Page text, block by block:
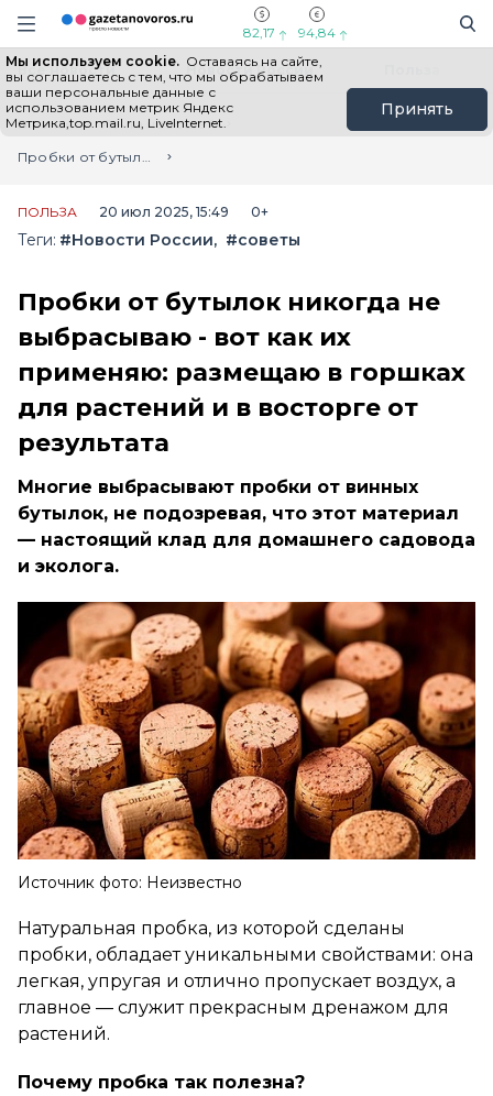
Информационный портал "ГазетаНоворос.ру"
Навигация сайта
82,17 94,84
Мы используем cookie. Оставаясь на сайте,
вы соглашаетесь с тем, что мы обрабатываем
ваши персональные данные с
использованием метрик Яндекс
Метрика,top.mail.ru, LiveInternet.
Принять
Все новости Новости России
Главная
Лента новостей
Пробки от бутылок никогда не выбрасываю - вот как их применяю: размещаю в горшках для растений и в восторге от результата
ПОЛЬЗА 20 июл 2025, 15:49 0+
Теги: #Новости России #советы
Пробки от бутылок никогда не
выбрасываю - вот как их
применяю: размещаю в горшках
для растений и в восторге от
результата
Многие выбрасывают пробки от винных
бутылок, не подозревая, что этот материал
— настоящий клад для домашнего садовода
и эколога.
Источник фото: Неизвестно
Натуральная пробка, из которой сделаны
пробки, обладает уникальными свойствами: она
легкая, упругая и отлично пропускает воздух, а
главное — служит прекрасным дренажом для
растений.
Почему пробка так полезна?